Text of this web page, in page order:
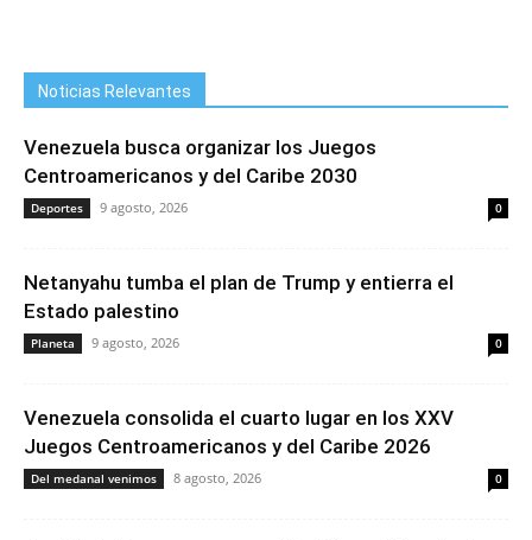
Noticias Relevantes
Venezuela busca organizar los Juegos
Centroamericanos y del Caribe 2030
Deportes 9 agosto, 2026 0
Netanyahu tumba el plan de Trump y entierra el
Estado palestino
Planeta 9 agosto, 2026 0
Venezuela consolida el cuarto lugar en los XXV
Juegos Centroamericanos y del Caribe 2026
Del medanal venimos 8 agosto, 2026 0